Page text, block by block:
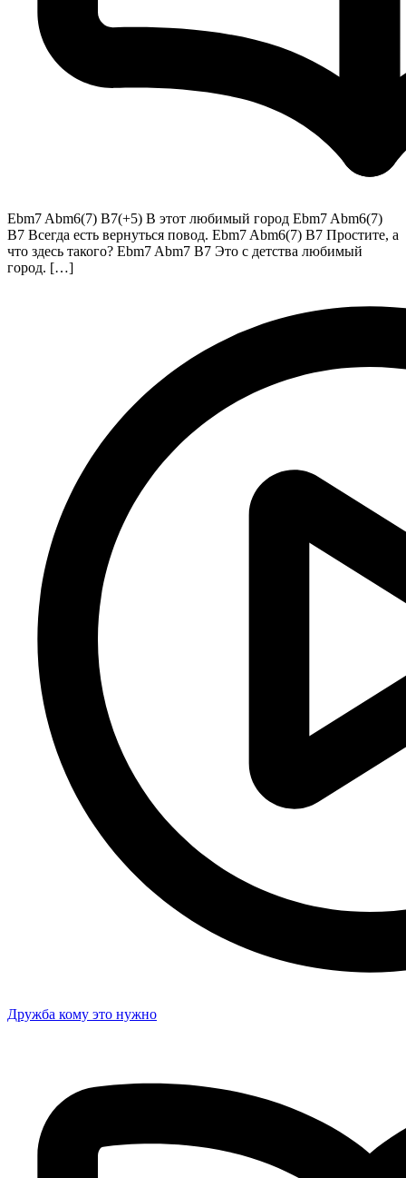
Ebm7 Abm6(7) B7(+5) В этот любимый город Ebm7 Abm6(7)
B7 Всегда есть вернуться повод. Ebm7 Abm6(7) B7 Простите, а
что здесь такого? Ebm7 Abm7 B7 Это с детства любимый
город. […]
Дружба кому это нужно